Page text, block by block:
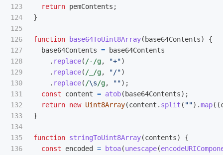
123
124
125
126
127
128
129
130
131
132
133
134
135
136
return pemContents ;
}
function base64ToUint8Array( base64Contents)
{
base64Contents =
base64Contents
. replace( /-/g, "+")
. replace( /_/g, "/")
. replace( /\s/g, "");
const
content = atob( base64Contents);
return new Uint8Array(content . split ( "").map((
}
function stringToUint8Array(contents)
{
const
encoded = btoa(unescape(